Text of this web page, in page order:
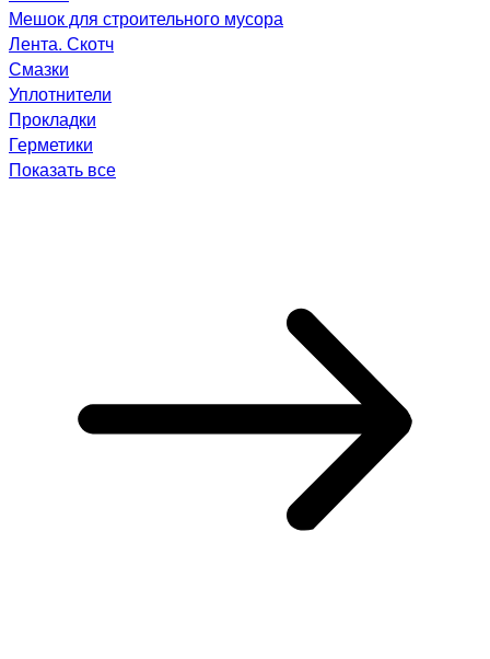
Мешок для строительного мусора
Лента. Скотч
Смазки
Уплотнители
Прокладки
Герметики
Показать все